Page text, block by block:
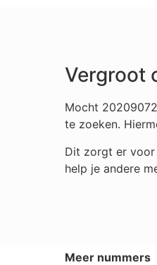
Vergroot
Mocht
te zoeken.
Dit zorgt er voor
help je andere
Meer nummers